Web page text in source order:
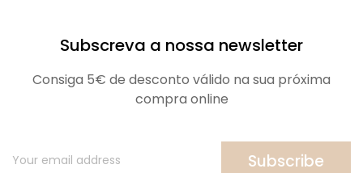
Subscreva a nossa newsletter
Consiga 5€ de desconto válido na sua próxima
compra online
Subscribe